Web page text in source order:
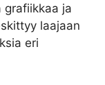
grafiikkaa ja
laajaan
eri